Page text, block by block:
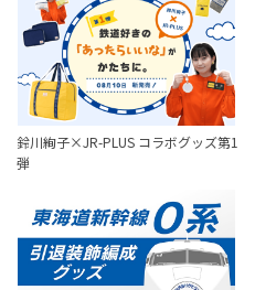
鈴川絢子×JR-PLUS コラボグッズ第1
弾